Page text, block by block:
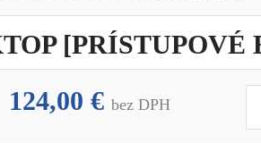
[PRÍSTUPOVÉ
124,00 €bez DPH